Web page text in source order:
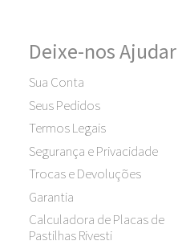
Deixe-nos Ajudar
Sua Conta
Seus Pedidos
Termos Legais
Segurança e Privacidade
Trocas e Devoluções
Garantia
Calculadora de Placas de
Pastilhas Rivesti